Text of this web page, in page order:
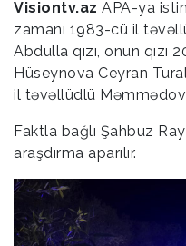
Visiontv.az APA-ya
zamanı 1983-cü il
Abdulla qızı, onun qızı
Hüseynova Ceyran
il təvəllüdlü
Faktla bağlı Şahbuz
araşdırma aparılır.